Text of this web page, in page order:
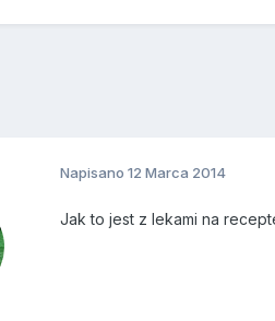
Napisano 12 Marca 2014
Jak to jest z lekami na